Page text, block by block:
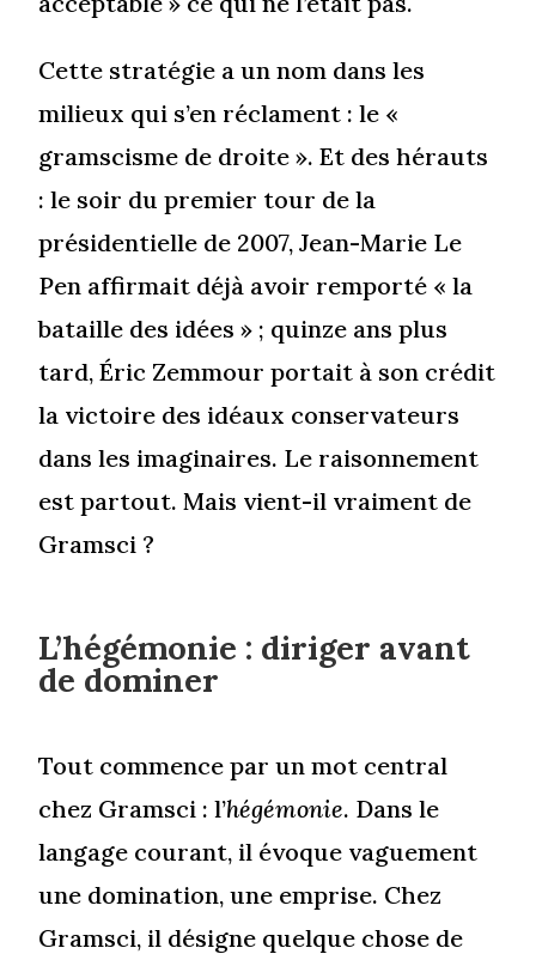
Cette stratégie a un nom dans les
milieux qui s’en réclament : le «
gramscisme de droite ». Et des hérauts
: le soir du premier tour de la
présidentielle de 2007, Jean-Marie Le
Pen affirmait déjà avoir remporté « la
bataille des idées » ; quinze ans plus
tard, Éric Zemmour portait à son crédit
la victoire des idéaux conservateurs
dans les imaginaires. Le raisonnement
est partout. Mais vient-il vraiment de
Gramsci ?
L’hégémonie : diriger avant
de dominer
Tout commence par un mot central
chez Gramsci : l’hégémonie. Dans le
langage courant, il évoque vaguement
une domination, une emprise. Chez
Gramsci, il désigne quelque chose de